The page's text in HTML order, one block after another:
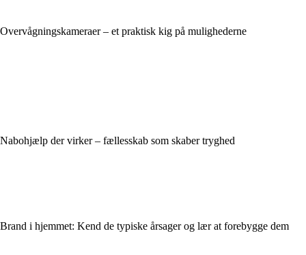
Overvågningskameraer – et praktisk kig på mulighederne
Nabohjælp der virker – fællesskab som skaber tryghed
Brand i hjemmet: Kend de typiske årsager og lær at forebygge dem